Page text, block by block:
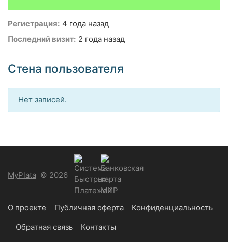
Регистрация: 4 года назад
Последний визит: 2 года назад
Стена пользователя
Нет записей.
MyPlata © 2026
О проекте Публичная оферта
Конфиденциальность
Обратная связь
Контакты